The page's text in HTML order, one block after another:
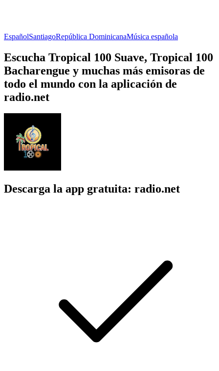
EspañolSantiagoRepública DominicanaMúsica española
Escucha Tropical 100 Suave, Tropical 100
Bacharengue y muchas más emisoras de
todo el mundo con la aplicación de
radio.net
Descarga la app gratuita: radio.net